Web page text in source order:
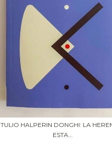
TULIO HALPERIN DONGHI: LA
ESTA...